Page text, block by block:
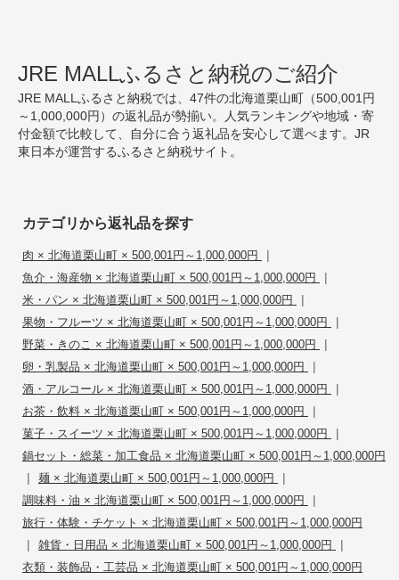
JRE MALLふるさと納税のご紹介
JRE MALLふるさと納税では、47件の北海道栗山町（500,001円
～1,000,000円）の返礼品が勢揃い。人気ランキングや地域・寄
付金額で比較して、自分に合う返礼品を安心して選べます。JR
東日本が運営するふるさと納税サイト。
カテゴリから返礼品を探す
肉 × 北海道栗山町 × 500,001円～1,000,000円 |
魚介・海産物 × 北海道栗山町 × 500,001円～1,000,000円 |
米・パン × 北海道栗山町 × 500,001円～1,000,000円 |
果物・フルーツ × 北海道栗山町 × 500,001円～1,000,000円 |
野菜・きのこ × 北海道栗山町 × 500,001円～1,000,000円 |
卵・乳製品 × 北海道栗山町 × 500,001円～1,000,000円 |
酒・アルコール × 北海道栗山町 × 500,001円～1,000,000円 |
お茶・飲料 × 北海道栗山町 × 500,001円～1,000,000円 |
菓子・スイーツ × 北海道栗山町 × 500,001円～1,000,000円 |
鍋セット・総菜・加工食品 × 北海道栗山町 × 500,001円～1,000,000円
| 麺 × 北海道栗山町 × 500,001円～1,000,000円 |
調味料・油 × 北海道栗山町 × 500,001円～1,000,000円 |
旅行・体験・チケット × 北海道栗山町 × 500,001円～1,000,000円
| 雑貨・日用品 × 北海道栗山町 × 500,001円～1,000,000円 |
衣類・装飾品・工芸品 × 北海道栗山町 × 500,001円～1,000,000円